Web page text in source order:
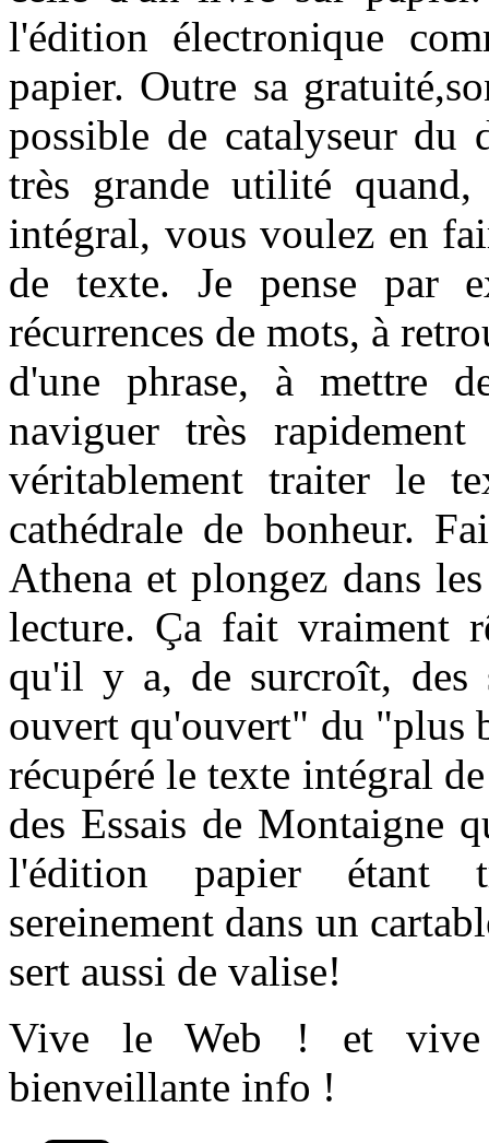
l'édition électronique
papier. Outre sa
possible de catalyseur du
très grande utilité
intégral, vous voulez en
de texte. Je pense par
récurrences de mots, à
d'une phrase, à mettre
naviguer très
véritablement traiter le
cathédrale de bonheur.
Athena et plongez dans
lecture. Ça fait vraiment
qu'il y a, de surcroît, des
ouvert qu'ouvert" du "plus
récupéré le texte intégral
des Essais de Montaigne
l'édition papier étant
sereinement dans un
sert aussi de valise!
Vive le Web ! et vive
bienveillante info !